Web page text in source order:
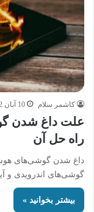
کاشمر سلام 10 آبان 1402
علت داغ شدن
راه حل آن
داغ شدن گوشی‌های
گوشی‌های اندرویدی و
بیشتر بخوانید »